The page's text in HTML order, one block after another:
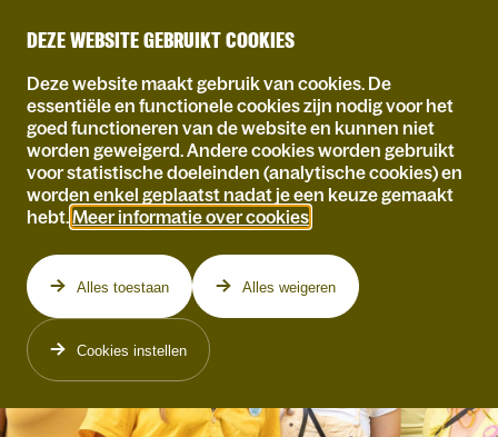
DEZE WEBSITE GEBRUIKT COOKIES
Deze website maakt gebruik van cookies. De
essentiële en functionele cookies zijn nodig voor het
goed functioneren van de website en kunnen niet
worden geweigerd. Andere cookies worden gebruikt
voor statistische doeleinden (analytische cookies) en
worden enkel geplaatst nadat je een keuze gemaakt
hebt. Meer informatie over cookies
Alles toestaan Alles weigeren
Cookies instellen